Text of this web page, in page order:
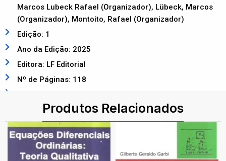
Marcos Lubeck Rafael (Organizador), Lübeck, Marcos
(Organizador), Montoito, Rafael (Organizador)
Edição: 1
Ano da Edição: 2025
Editora: LF Editorial
Nº de Páginas: 118
Produtos Relacionados